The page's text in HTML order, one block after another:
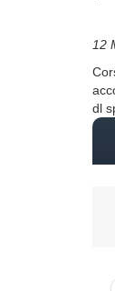
12
dl